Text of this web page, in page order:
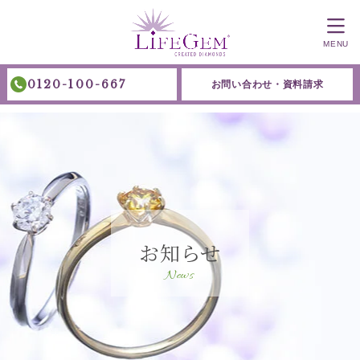
0120-100-667 お問い合わせ・資料請求
MENU
お知らせ
News